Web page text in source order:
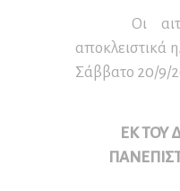
Οι
αποκλειστικά
Σάββατο 20/9/
ΕΚ ΤΟΥ